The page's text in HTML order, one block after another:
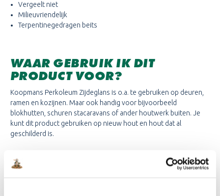
Vergeelt niet
Milieuvriendelijk
Terpentinegedragen beits
WAAR GEBRUIK IK DIT
PRODUCT VOOR?
Koopmans Perkoleum Zijdeglans is o.a. te gebruiken op deuren,
ramen en kozijnen. Maar ook handig voor bijvoorbeeld
blokhutten, schuren stacaravans of ander houtwerk buiten. Je
kunt dit product gebruiken op nieuw hout en hout dat al
geschilderd is.
KLEURENKAARTEN: